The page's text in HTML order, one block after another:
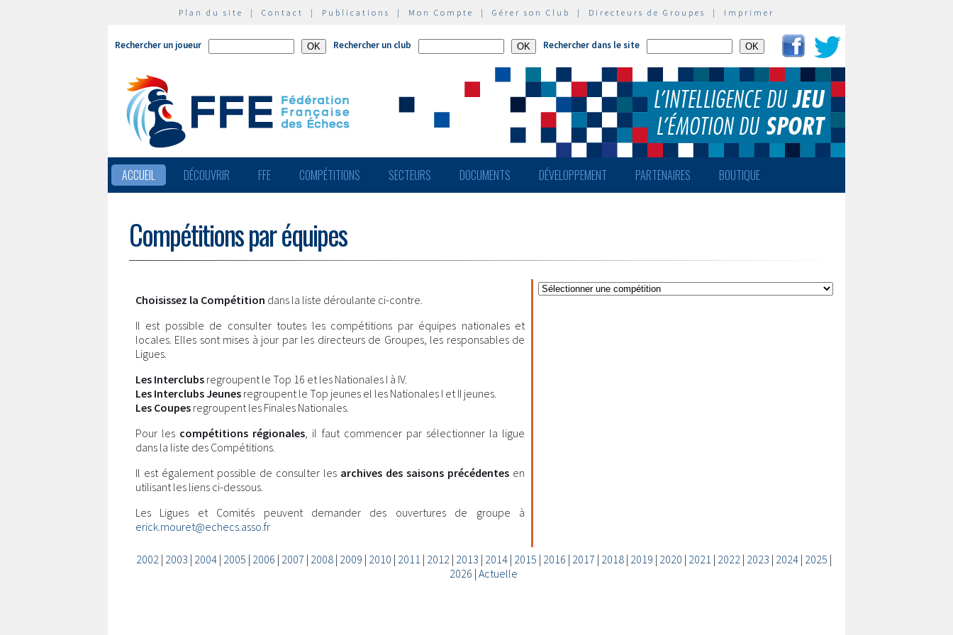
Plan du site | Contact | Publications | Mon Compte | Gérer son Club | Directeurs de Groupes | Imprimer
Rechercher un joueur Rechercher un club Rechercher dans le site
ACCUEIL DÉCOUVRIR FFE COMPÉTITIONS SECTEURS DOCUMENTS DÉVELOPPEMENT PARTENAIRES BOUTIQUE
Compétitions par équipes
Choisissez la Compétition dans la liste déroulante ci-contre.
Il est possible de consulter toutes les compétitions par équipes nationales et
locales. Elles sont mises à jour par les directeurs de Groupes, les responsables de
Ligues.
Les Interclubs regroupent le Top 16 et les Nationales I à IV.
Les Interclubs Jeunes regroupent le Top jeunes el les Nationales I et II jeunes.
Les Coupes regroupent les Finales Nationales.
Pour les compétitions régionales, il faut commencer par sélectionner la ligue
dans la liste des Compétitions.
Il est également possible de consulter les archives des saisons précédentes en
utilisant les liens ci-dessous.
Les Ligues et Comités peuvent demander des ouvertures de groupe à
erick.mouret@echecs.asso.fr
2002| 2003 | 2004| 2005 | 2006 | 2007 | 2008| 2009 | 2010 | 2011 | 2012| 2013 | 2014| 2015 | 2016 | 2017 | 2018| 2019 | 2020 | 2021 | 2022| 2023 | 2024| 2025 |
2026 | Actuelle